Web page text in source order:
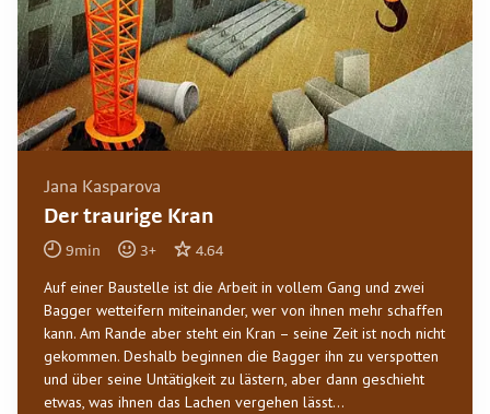
Jana Kasparova
Der traurige Kran
9min 3+ 4.64
Auf einer Baustelle ist die Arbeit in vollem Gang und zwei
Bagger wetteifern miteinander, wer von ihnen mehr schaffen
kann. Am Rande aber steht ein Kran – seine Zeit ist noch nicht
gekommen. Deshalb beginnen die Bagger ihn zu verspotten
und über seine Untätigkeit zu lästern, aber dann geschieht
etwas, was ihnen das Lachen vergehen lässt...